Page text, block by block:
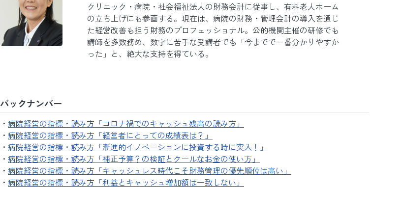
クリニック・病院・社会福祉法人の財務会計に従事し、有料老人ホーム
の立ち上げにも参画する。現在は、病院の財務・管理会計の導入を通じ
た経営改善も担う財務のプロフェッショナル。公的機関主催の研修でも
講師を多数務め、数字に苦手な受講者でも「今までで一番分かりやすか
った」と、絶大な支持を得ている。
バックナンバー
病院経営の指標・読み方「コロナ禍でのキャッシュ残高の読み方」
病院経営の指標・読み方「経営者にとっての成績表は？」
病院経営の指標・読み方「漸進的イノベーションに投資する時に突入！」
病院経営の指標・読み方「補正予算？の検証とクールなお金の使い方」
病院経営の指標・読み方「キャッシュレス時代こそ財務管理の優先順位は高い」
病院経営の指標・読み方「利益とキャッシュ増加額は一致しない」